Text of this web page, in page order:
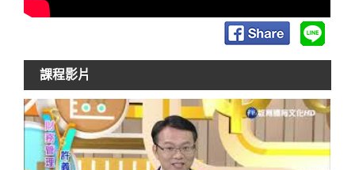
課程影片